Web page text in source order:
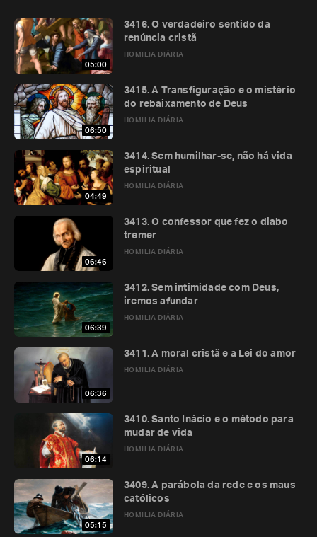
05:00
HOMILIA DIÁRIA
3416. O verdadeiro sentido da
renúncia cristã
06:50
HOMILIA DIÁRIA
3415. A Transfiguração e o mistério
do rebaixamento de Deus
04:49
HOMILIA DIÁRIA
3414. Sem humilhar-se, não há vida
espiritual
06:46
HOMILIA DIÁRIA
3413. O confessor que fez o diabo
tremer
06:39
HOMILIA DIÁRIA
3412. Sem intimidade com Deus,
iremos afundar
06:36
HOMILIA DIÁRIA
3411. A moral cristã e a Lei do amor
06:14
HOMILIA DIÁRIA
3410. Santo Inácio e o método para
mudar de vida
05:15
HOMILIA DIÁRIA
3409. A parábola da rede e os maus
católicos